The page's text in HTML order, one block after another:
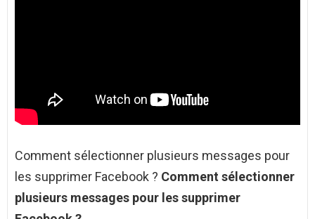
Comment sélectionner plusieurs messages pour
les supprimer Facebook ? Comment sélectionner
plusieurs messages pour les supprimer